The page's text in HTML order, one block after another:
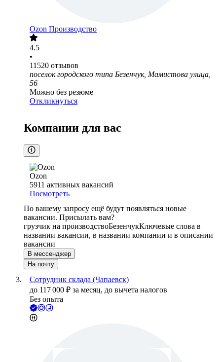
Ozon Производство
4.5
•
11520 отзывов
поселок городского типа Безенчук, Мамистова улица,
56
Можно без резюме
Откликнуться
Компании для вас
Ozon
5911 активных вакансий
Посмотреть
По вашему запросу ещё будут появляться новые
вакансии. Присылать вам?
грузчик на производствоБезенчукКлючевые слова в
названии вакансии, в названии компании и в описании
вакансии
В мессенджер
На почту
Сотрудник склада (Чапаевск)
до 117 000 ₽ за месяц, до вычета налогов
Без опыта